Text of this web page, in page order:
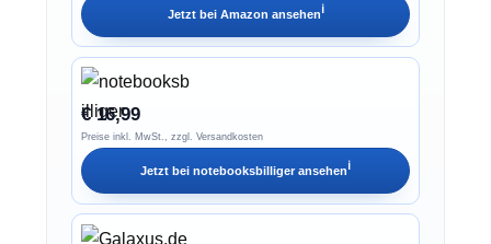
Jetzt bei Amazon ansehenℹ︎
€ 16,99
Preise inkl. MwSt., zzgl. Versandkosten
Jetzt bei notebooksbilligeransehenℹ︎